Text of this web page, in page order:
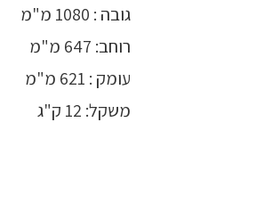
גובה : 1080 מ"מ
רוחב: 647 מ"מ
עומק : 621 מ"מ
משקל: 12 ק"ג